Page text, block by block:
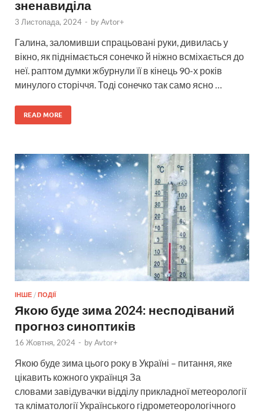
зненавиділа
3 Листопада, 2024 - byAvtor+
Галина, заломивши спрацьовані руки, дивилась у
вікно, як піднімається сонечко й ніжно всміхається до
неї. раптом думки жбурнули її в кінець 90-х років
минулого сторіччя. Тоді сонечко так само ясно …
READ MORE
ІНШЕ / ПОДІЇ
Якою буде зима 2024: несподіваний
прогноз синоптиків
16 Жовтня, 2024 - byAvtor+
Якою буде зима цього року в Україні – питання, яке
цікавить кожного українця За
словами завідувачки відділу прикладної метеорології
та кліматології Українського гідрометеорологічного